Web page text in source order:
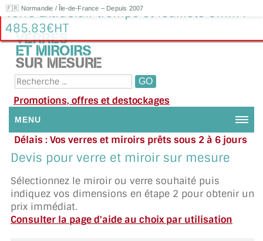
🇫🇷 Normandie / Île-de-France – Depuis 2007
Verre ExtraClair trempé et feuilleté 8mm :
485.83€HT
Promotions, offres et destockages
MENU
NOUS CONTACTER
DEMANDE DE DEVIS
SUIVI DE DEVIS
Délais : Vos verres et miroirs prêts sous 2 à 6 jours
en moyenne
Besoin d'aide ?
Appelez ou envoyez un SMS au 06 79 92 33 38
Devis pour verre et miroir sur mesure
Sélectionnez le miroir ou verre souhaité puis
indiquez vos dimensions en étape 2 pour obtenir un
prix immédiat.
Consulter la page d'aide au choix par utilisation